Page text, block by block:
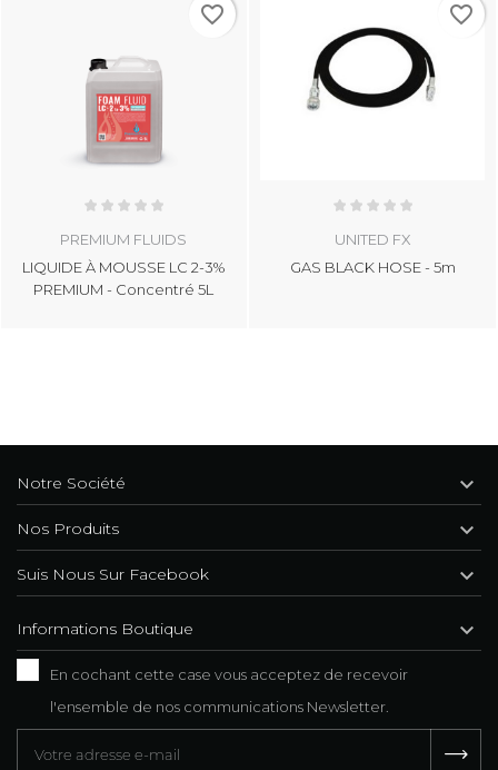
PREMIUM FLUIDS
LIQUIDE À MOUSSE LC 2-3%
PREMIUM - Concentré 5L
favorite_border
UNITED FX
GAS BLACK HOSE - 5m
favorite_border
Informations Boutique 
En cochant cette case vous acceptez de recevoir
l'ensemble de nos communications Newsletter.
Notre Société 
Nos Produits 
Suis Nous Sur Facebook 